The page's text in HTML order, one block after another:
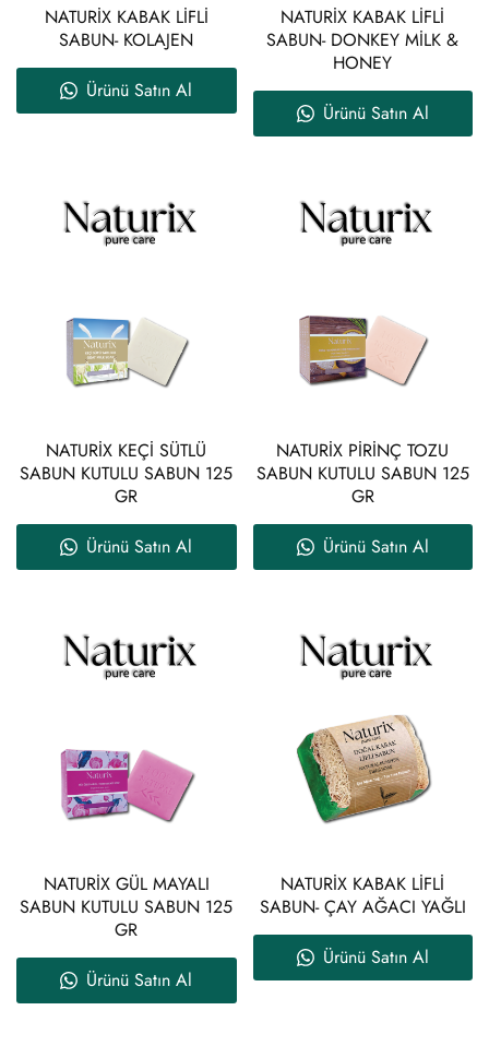
NATURİX KABAK LİFLİ
SABUN- KOLAJEN
Ürünü Satın Al
NATURİX KABAK LİFLİ
SABUN- DONKEY MİLK &
HONEY
Ürünü Satın Al
NATURİX KEÇİ SÜTLÜ
SABUN KUTULU SABUN 125
GR
Ürünü Satın Al
NATURİX PİRİNÇ TOZU
SABUN KUTULU SABUN 125
GR
Ürünü Satın Al
NATURİX GÜL MAYALI
SABUN KUTULU SABUN 125
GR
Ürünü Satın Al
NATURİX KABAK LİFLİ
SABUN- ÇAY AĞACI YAĞLI
Ürünü Satın Al